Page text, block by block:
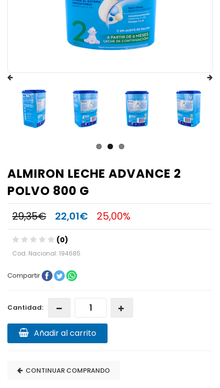
ALMIRON LECHE ADVANCE 2
POLVO 800 G
29,35€ 22,01€ 25,00%
(0)
Cod. Nacional: 194685
Compartir
Cantidad:
Añadir al carrito
CONTINUAR COMPRANDO